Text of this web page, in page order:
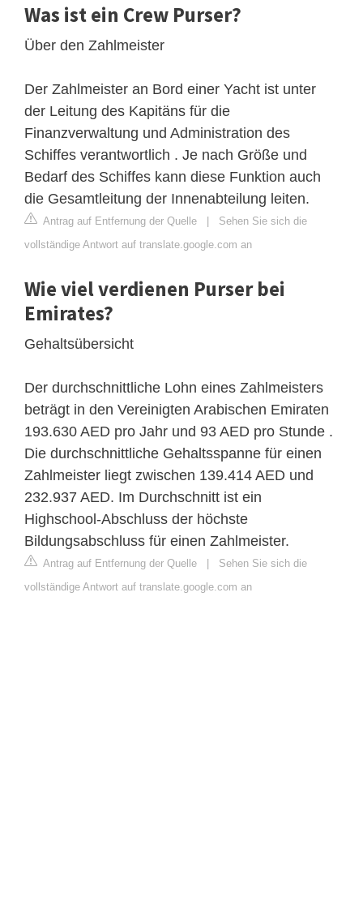
Was ist ein Crew Purser?
Über den Zahlmeister
Der Zahlmeister an Bord einer Yacht ist unter
der Leitung des Kapitäns für die
Finanzverwaltung und Administration des
Schiffes verantwortlich . Je nach Größe und
Bedarf des Schiffes kann diese Funktion auch
die Gesamtleitung der Innenabteilung leiten.
Antrag auf Entfernung der Quelle | Sehen Sie sich die
vollständige Antwort auf translate.google.com an
Wie viel verdienen Purser bei
Emirates?
Gehaltsübersicht
Der durchschnittliche Lohn eines Zahlmeisters
beträgt in den Vereinigten Arabischen Emiraten
193.630 AED pro Jahr und 93 AED pro Stunde .
Die durchschnittliche Gehaltsspanne für einen
Zahlmeister liegt zwischen 139.414 AED und
232.937 AED. Im Durchschnitt ist ein
Highschool-Abschluss der höchste
Bildungsabschluss für einen Zahlmeister.
Antrag auf Entfernung der Quelle | Sehen Sie sich die
vollständige Antwort auf translate.google.com an